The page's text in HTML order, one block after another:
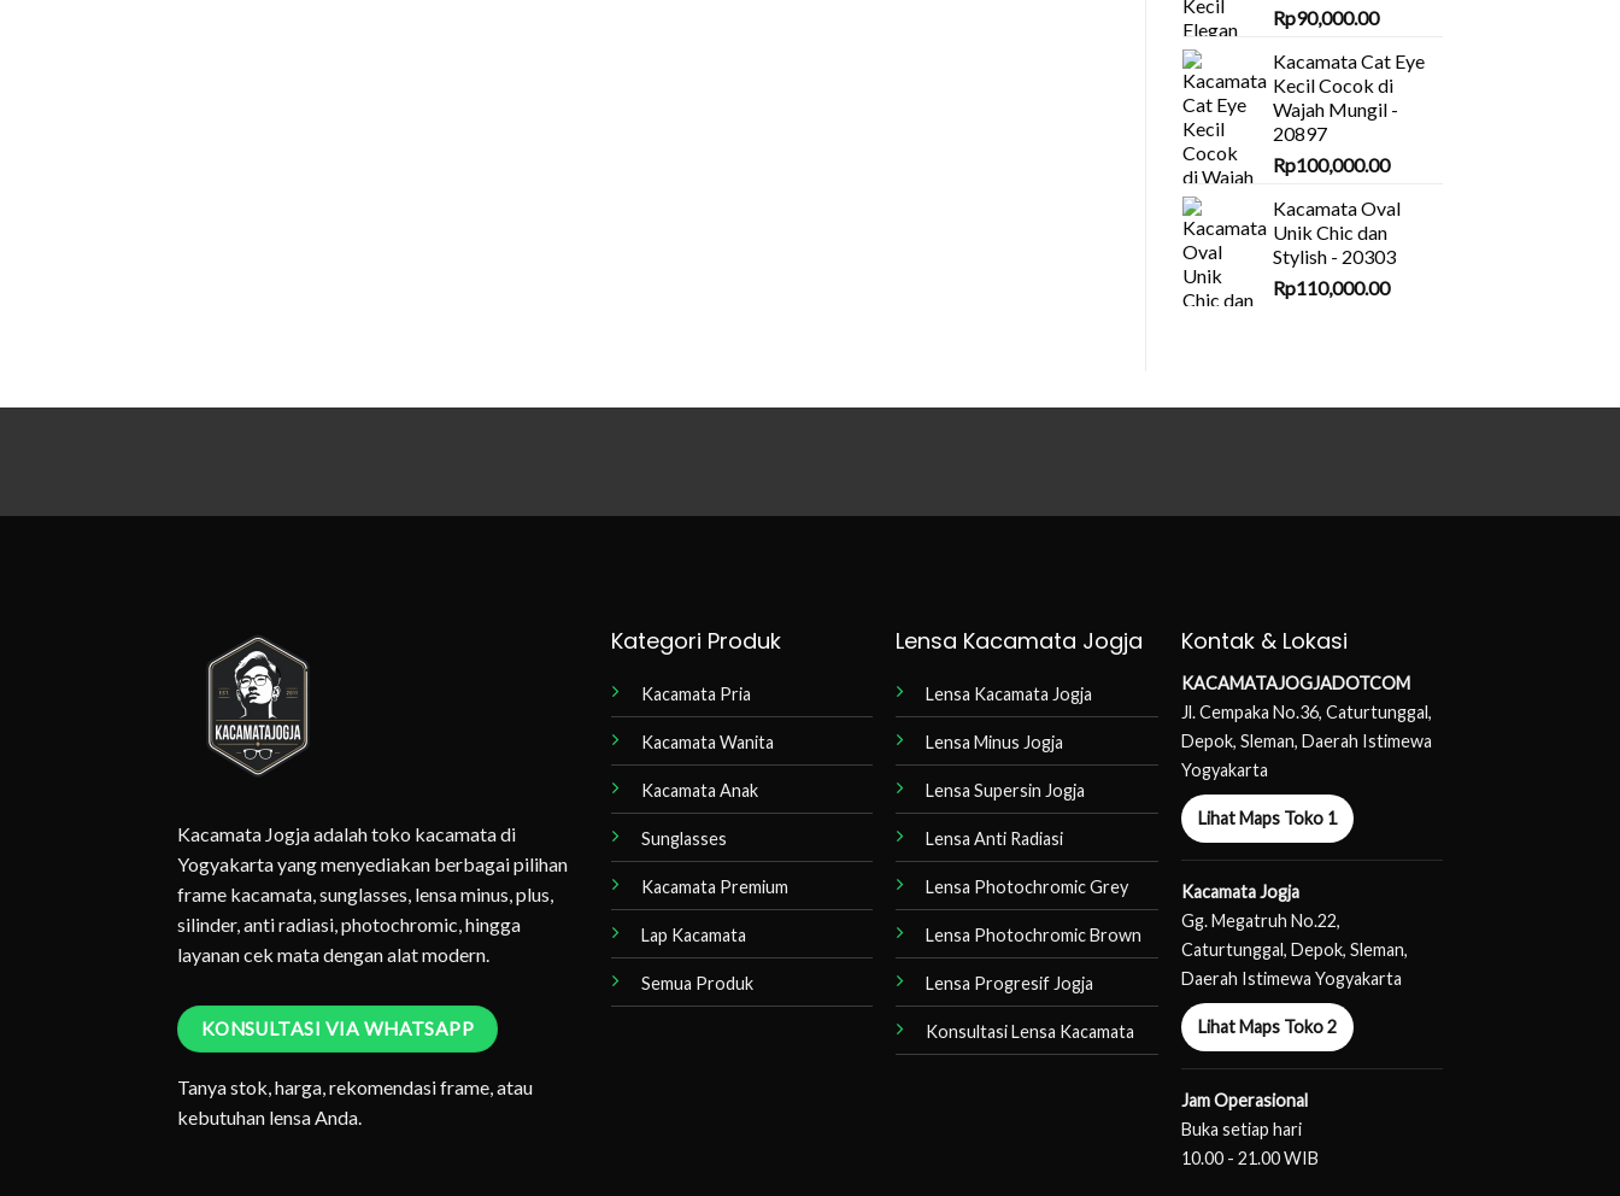
Rp90,000.00
Kacamata Cat Eye
Kecil Cocok di
Wajah Mungil -
20897
Rp100,000.00
Kacamata Oval
Unik Chic dan
Stylish - 20303
Rp110,000.00
Kacamata Jogja adalah toko kacamata di
Yogyakarta yang menyediakan berbagai pilihan
frame kacamata, sunglasses, lensa minus, plus,
silinder, anti radiasi, photochromic, hingga
layanan cek mata dengan alat modern.
KONSULTASI VIA WHATSAPP
Tanya stok, harga, rekomendasi frame, atau
kebutuhan lensa Anda.
Kategori Produk
Kacamata Pria
Kacamata Wanita
Kacamata Anak
Sunglasses
Kacamata Premium
Lap Kacamata
Semua Produk
Lensa Kacamata Jogja
Lensa Kacamata Jogja
Lensa Minus Jogja
Lensa Supersin Jogja
Lensa Anti Radiasi
Lensa Photochromic Grey
Lensa Photochromic Brown
Lensa Progresif Jogja
Konsultasi Lensa Kacamata
Kontak & Lokasi
KACAMATAJOGJADOTCOM
Jl. Cempaka No.36, Caturtunggal,
Depok, Sleman, Daerah Istimewa
Yogyakarta
Lihat Maps Toko 1
Kacamata Jogja
Gg. Megatruh No.22,
Caturtunggal, Depok, Sleman,
Daerah Istimewa Yogyakarta
Lihat Maps Toko 2
Jam Operasional
Buka setiap hari
10.00 - 21.00 WIB